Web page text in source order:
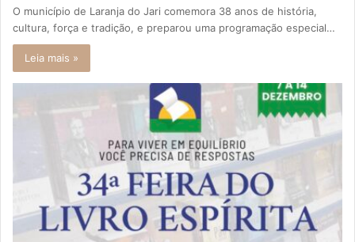
O município de Laranja do Jari comemora 38 anos de história,
cultura, força e tradição, e preparou uma programação especial…
Leia mais »